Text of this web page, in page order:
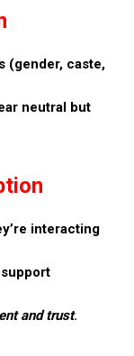
(gender, caste,
neutral but
interacting
and trust.